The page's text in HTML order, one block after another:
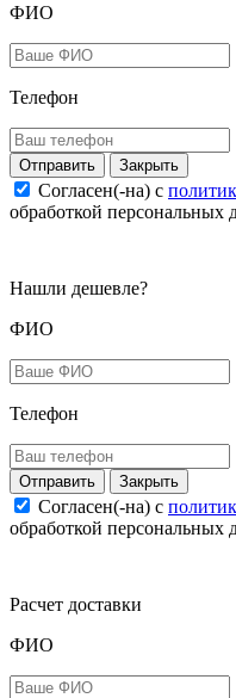
ФИО
Телефон
Закрыть
Согласен(-на) c
обработкой персональных
Нашли дешевле?
ФИО
Телефон
Закрыть
Согласен(-на) c
обработкой персональных
Расчет доставки
ФИО